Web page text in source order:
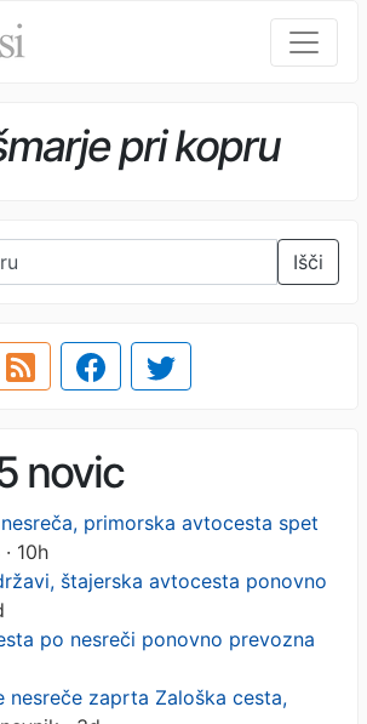
pri kopru
Išči
novic
primorska avtocesta spet
10h
štajerska avtocesta ponovno
po nesreči ponovno prevozna
nesreče zaprta Zaloška cesta,